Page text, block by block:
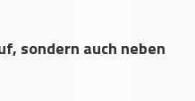
sondern auch neben